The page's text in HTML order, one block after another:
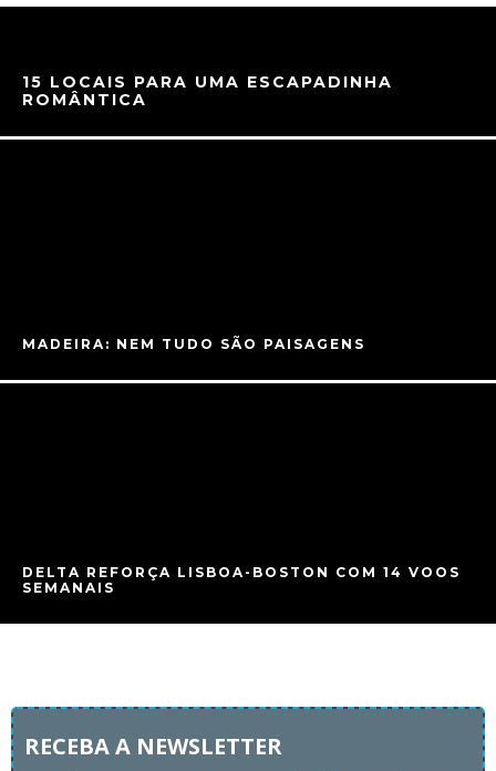
15 LOCAIS PARA UMA ESCAPADINHA
ROMÂNTICA
MADEIRA: NEM TUDO SÃO PAISAGENS
DELTA REFORÇA LISBOA-BOSTON COM 14 VOOS
SEMANAIS
RECEBA A NEWSLETTER